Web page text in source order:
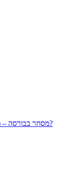
מסחר בבורסה – מאיזה גיל מותר לסחור בבורסה?